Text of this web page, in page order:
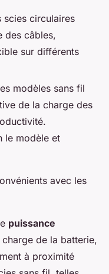
scies circulaires
des câbles,
sur différents
modèles sans fil
de la charge des
le modèle et
avec les
puissance
de la batterie,
à proximité